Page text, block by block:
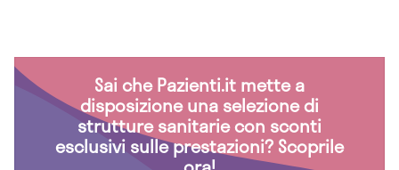
Sai che Pazienti.it mette a
disposizione una selezione di
strutture sanitarie con sconti
esclusivi sulle prestazioni? Scoprile